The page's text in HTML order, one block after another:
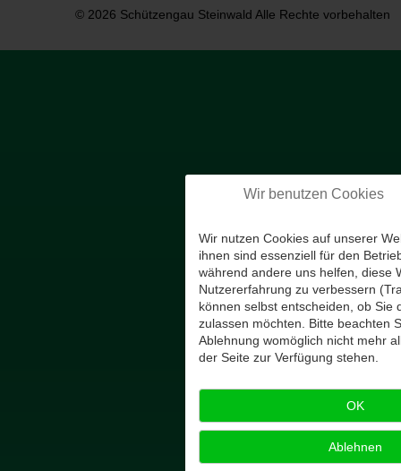
© 2026 Schützengau Steinwald Alle Rechte vorbehalten
Wir benutzen Cookies
Wir nutzen Cookies auf unserer
ihnen sind essenziell für den
während andere uns helfen, diese
Nutzererfahrung zu verbessern
können selbst entscheiden, ob Sie
zulassen möchten. Bitte beachten
Ablehnung womöglich nicht mehr
der Seite zur Verfügung stehen.
OK
Ablehnen